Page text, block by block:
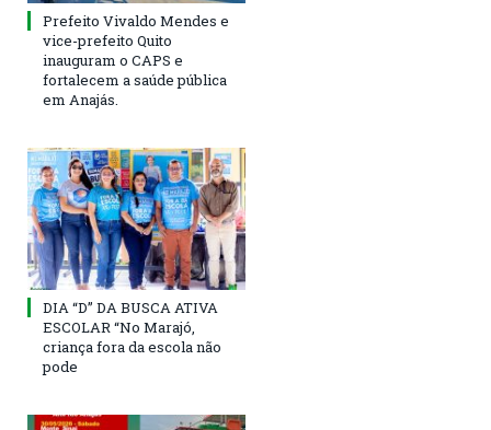
Prefeito Vivaldo Mendes e
vice-prefeito Quito
inauguram o CAPS e
fortalecem a saúde pública
em Anajás.
DIA “D” DA BUSCA ATIVA
ESCOLAR “No Marajó,
criança fora da escola não
pode